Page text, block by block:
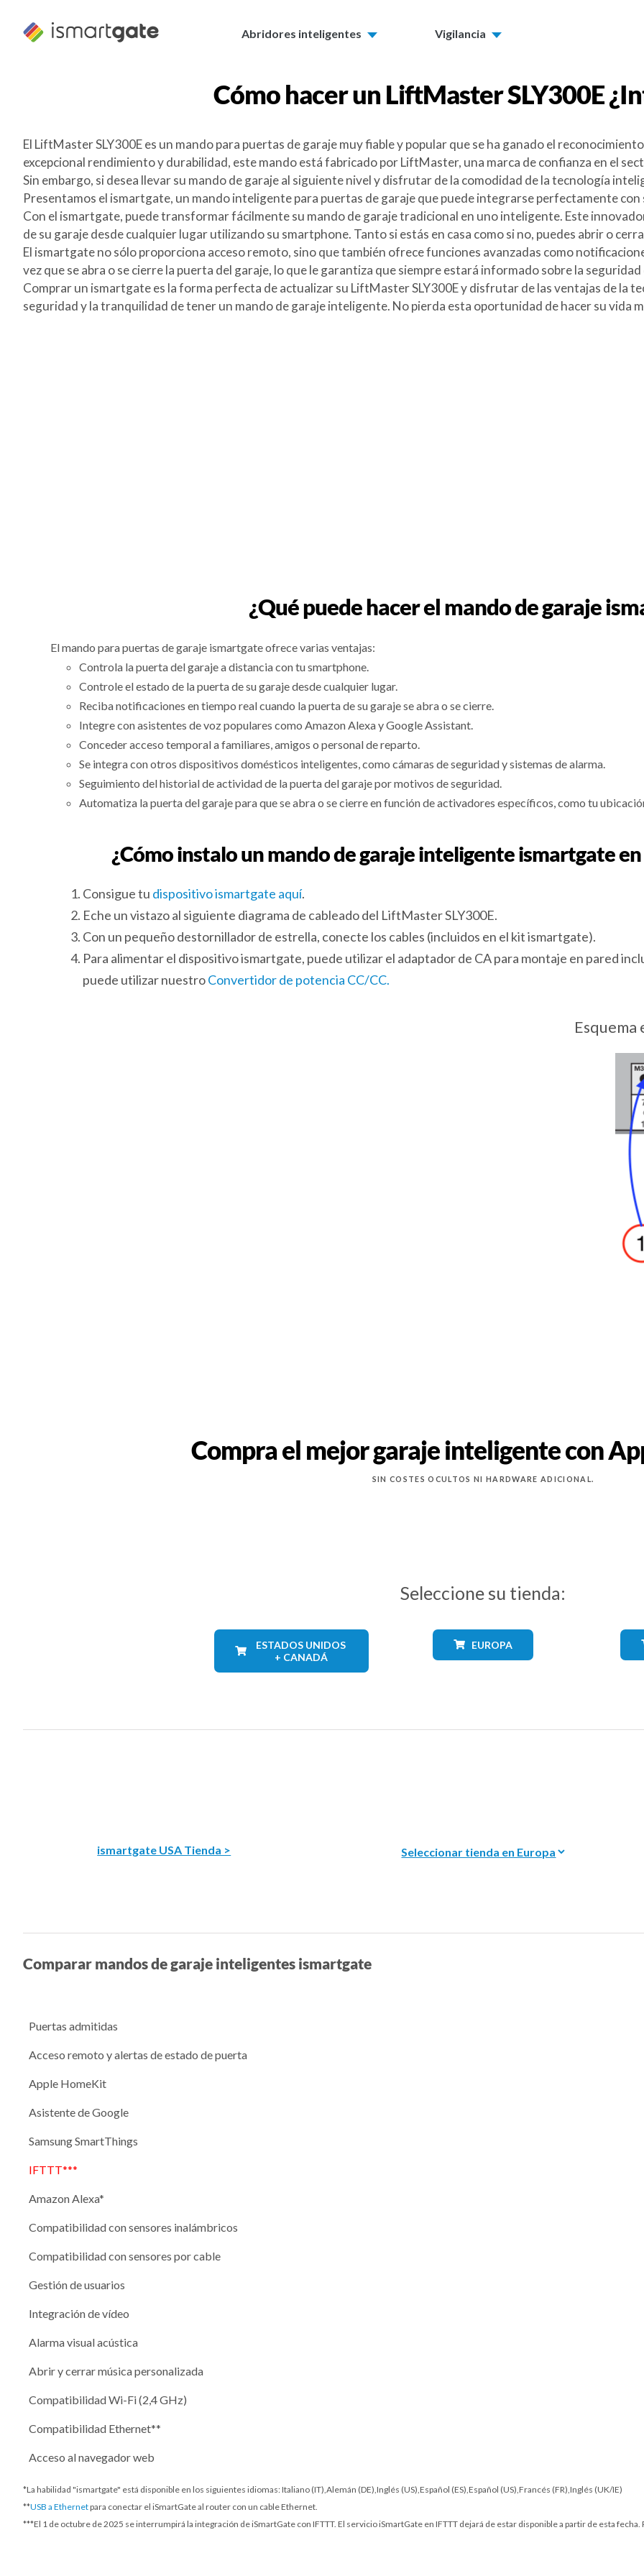
contenido
Abridores inteligentes Vigilancia
Cómo hacer un LiftMaster SLY300E
El LiftMaster SLY300E es un mando para puertas de garaje muy fiable y popular que se ha ganado el
excepcional rendimiento y durabilidad, este mando está fabricado por LiftMaster, una marca de confianza en el
Sin embargo, si desea llevar su mando de garaje al siguiente nivel y disfrutar de la comodidad de la tecnología
Presentamos el ismartgate, un mando inteligente para puertas de garaje que puede integrarse perfectamente con
Con el ismartgate, puede transformar fácilmente su mando de garaje tradicional en uno inteligente. Este
de su garaje desde cualquier lugar utilizando su smartphone. Tanto si estás en casa como si no, puedes abrir o
El ismartgate no sólo proporciona acceso remoto, sino que también ofrece funciones avanzadas como
vez que se abra o se cierre la puerta del garaje, lo que le garantiza que siempre estará informado sobre la seguridad
Comprar un ismartgate es la forma perfecta de actualizar su LiftMaster SLY300E y disfrutar de las ventajas de la
seguridad y la tranquilidad de tener un mando de garaje inteligente. No pierda esta oportunidad de hacer su vida
¿Qué puede hacer el mando de garaje
El mando para puertas de garaje ismartgate ofrece varias ventajas:
Controla la puerta del garaje a distancia con tu smartphone.
Controle el estado de la puerta de su garaje desde cualquier lugar.
Reciba notificaciones en tiempo real cuando la puerta de su garaje se abra o se cierre.
Integre con asistentes de voz populares como Amazon Alexa y Google Assistant.
Conceder acceso temporal a familiares, amigos o personal de reparto.
Se integra con otros dispositivos domésticos inteligentes, como cámaras de seguridad y sistemas de alarma.
Seguimiento del historial de actividad de la puerta del garaje por motivos de seguridad.
Automatiza la puerta del garaje para que se abra o se cierre en función de activadores específicos, como tu
¿Cómo instalo un mando de garaje inteligente ismartgate
Consigue tu dispositivo ismartgate aquí.
Eche un vistazo al siguiente diagrama de cableado del LiftMaster SLY300E.
Con un pequeño destornillador de estrella, conecte los cables (incluidos en el kit ismartgate).
Para alimentar el dispositivo ismartgate, puede utilizar el adaptador de CA para montaje en pared
puede utilizar nuestroConvertidor de potencia CC/CC.
Compra el mejor garaje inteligente con
SIN COSTES OCULTOS NI HARDWARE ADICIONAL.
Seleccione su tienda:
ESTADOS UNIDOS
+ CANADÁ
EUROPA
ismartgate USA Tienda >
Comparar mandos de garaje inteligentes ismartgate
Puertas admitidas
Acceso remoto y alertas de estado de puerta
Apple HomeKit
Asistente de Google
Samsung SmartThings
IFTTT***
Amazon Alexa*
Compatibilidad con sensores inalámbricos
Compatibilidad con sensores por cable
Gestión de usuarios
Integración de vídeo
Alarma visual acústica
Abrir y cerrar música personalizada
Compatibilidad Wi-Fi (2,4 GHz)
Compatibilidad Ethernet**
Acceso al navegador web
*La habilidad "ismartgate" está disponible en los siguientes idiomas: Italiano (IT),Alemán (DE),Inglés (US),Español (ES),Español (US),Francés (FR),Inglés (UK/IE)
**USB a Ethernetpara conectar el iSmartGate al router con un cable Ethernet.
***El 1 de octubre de 2025 se interrumpirá la integración de iSmartGate con IFTTT. El servicio iSmartGate en IFTTT dejará de estar disponible a partir de esta